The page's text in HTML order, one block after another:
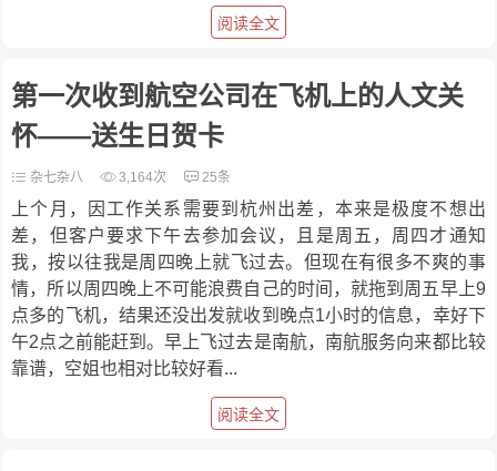
阅读全文
第一次收到航空公司在飞机上的人文关
怀——送生日贺卡
杂七杂八 3,164次 25条
上个月，因工作关系需要到杭州出差，本来是极度不想出
差，但客户要求下午去参加会议，且是周五，周四才通知
我，按以往我是周四晚上就飞过去。但现在有很多不爽的事
情，所以周四晚上不可能浪费自己的时间，就拖到周五早上9
点多的飞机，结果还没出发就收到晚点1小时的信息，幸好下
午2点之前能赶到。早上飞过去是南航，南航服务向来都比较
靠谱，空姐也相对比较好看...
阅读全文